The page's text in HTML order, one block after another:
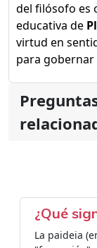
del filósofo es
educativa de
virtud en
para gobernar
¿Qué
La paideia